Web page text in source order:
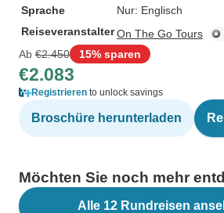
Sprache
Nur: Englisch
ReiseveranstalterOn The Go Tours
Ab €2.450 15% sparen
€2.083
Registrieren to unlock savings
Broschüre herunterladen
Möchten Sie noch mehr
Alle 12 Rundreisen